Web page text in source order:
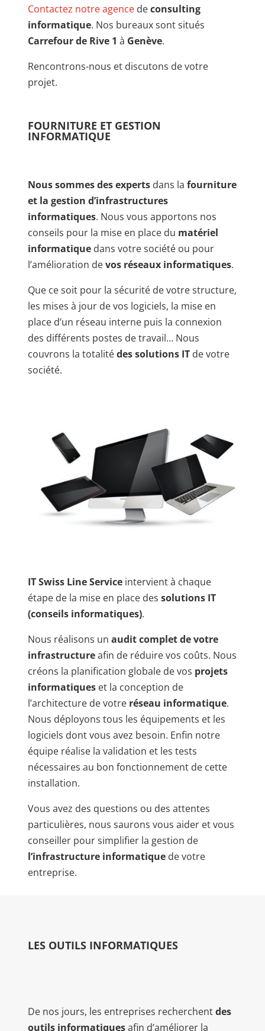
Contactez notre agence deconsulting
informatique. Nos bureaux sont situés
Carrefour de Rive 1 à Genève.
Rencontrons-nous et discutons de votre
projet.
FOURNITURE ET GESTION
INFORMATIQUE
Nous sommes des experts dans lafourniture
et la gestion d’infrastructures
informatiques. Nous vous apportons nos
conseils pour la mise en place du matériel
informatique dans votre société ou pour
l’amélioration devos réseaux informatiques.
Que ce soit pour la sécurité de votre structure,
les mises à jour de vos logiciels, la mise en
place d’un réseau interne puis la connexion
des différents postes de travail… Nous
couvrons la totalitédes solutions IT de votre
société.
IT Swiss Line Service intervient à chaque
étape de la mise en place dessolutions IT
(conseils informatiques).
Nous réalisons unaudit complet de votre
infrastructureafin de réduire vos coûts. Nous
créons la planification globale de vos projets
informatiques et la conception de
l’architecture de votre réseau informatique.
Nous déployons tous les équipements et les
logiciels dont vous avez besoin. Enfin notre
équipe réalise la validation et les tests
nécessaires au bon fonctionnement de cette
installation.
Vous avez des questions ou des attentes
particulières, nous saurons vous aider et vous
conseiller pour simplifier la gestion de
l’infrastructure informatique de votre
entreprise.
​LES OUTILS INFORMATIQUES
De nos jours, les entreprises recherchentdes
outils informatiquesafin d’améliorer la